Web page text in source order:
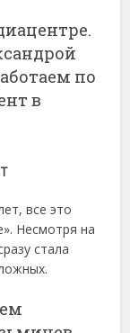
по
в
все это
Несмотря на
стала